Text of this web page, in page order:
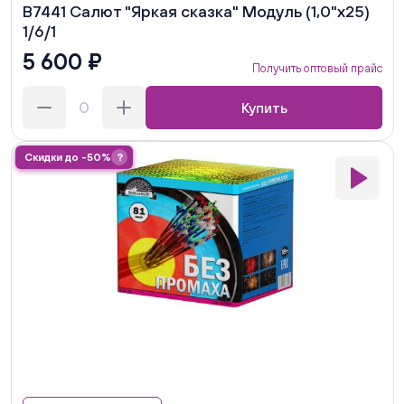
В7441 Салют "Яркая сказка" Модуль (1,0"х25)
1/6/1
5 600 ₽ Получить оптовый прайс
Купить
Скидки до -50% ?